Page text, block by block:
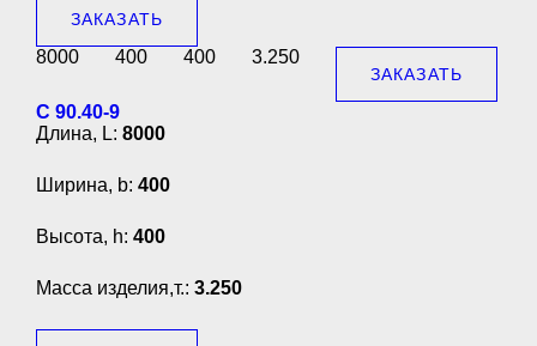
ЗАКАЗАТЬ
8000 400 400 3.250
ЗАКАЗАТЬ
С 90.40-9
Длина, L: 8000
Ширина, b: 400
Высота, h: 400
Масса изделия,т.: 3.250